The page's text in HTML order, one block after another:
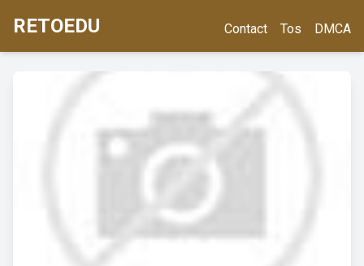
RETOEDU Contact Tos DMCA